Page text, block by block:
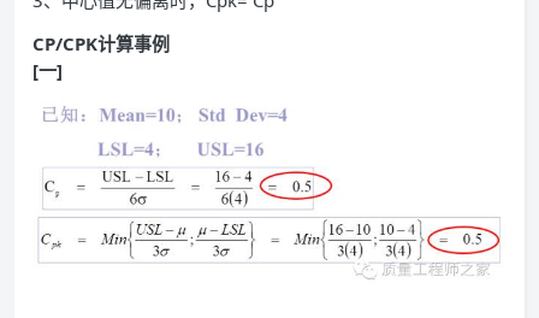
CP/CPK计算事例
[一]